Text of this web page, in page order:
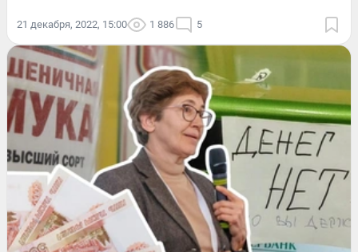
21 декабря, 2022, 15:00 1 886 5